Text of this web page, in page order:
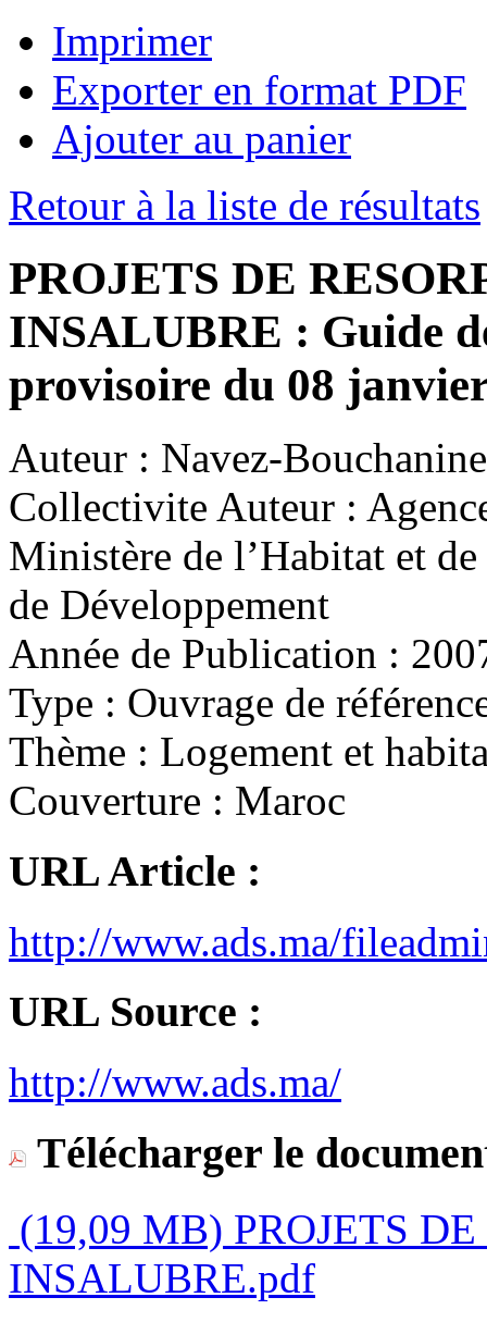
Imprimer
Exporter en format PDF
Ajouter au panier
Retour à la liste de résultats
PROJETS DE
INSALUBRE : Guide
provisoire du 08
Auteur : Navez-
Collectivite Auteur :
Ministère de l’Habitat et
de Développement
Année de Publication :
Type : Ouvrage de
Thème : Logement et
Couverture : Maroc
URL Article :
http://www.ads.ma/
URL Source :
http://www.ads.ma/
Télécharger le
(19,09 MB) PROJETS
INSALUBRE.pdf